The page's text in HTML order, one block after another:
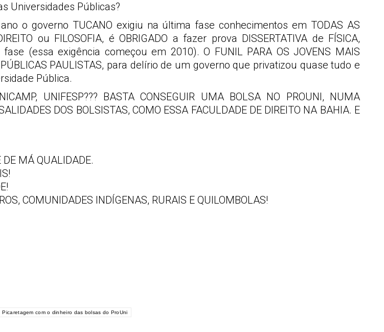
Universidades Públicas?
o governo TUCANO exigiu na última fase conhecimentos em TODAS AS
ou FILOSOFIA, é OBRIGADO a fazer prova DISSERTATIVA de FÍSICA,
(essa exigência começou em 2010). O FUNIL PARA OS JOVENS MAIS
PÚBLICAS PAULISTAS, para delírio de um governo que privatizou quase tudo e
Pública.
UNIFESP??? BASTA CONSEGUIR UMA BOLSA NO PROUNI, NUMA
DOS BOLSISTAS, COMO ESSA FACULDADE DE DIREITO NA BAHIA. E
DE MÁ QUALIDADE.
COMUNIDADES INDÍGENAS, RURAIS E QUILOMBOLAS!
Picaretagem com o dinheiro das bolsas do ProUni